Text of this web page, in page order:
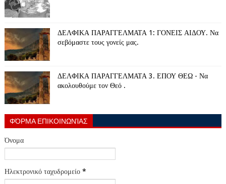
ΔΕΛΦΙΚΑ ΠΑΡΑΓΓΕΛΜΑΤΑ 1: ΓΟΝΕΙΣ ΑΙΔΟΥ. Να
σεβόμαστε τους γονείς μας.
ΔΕΛΦΙΚΑ ΠΑΡΑΓΓΕΛΜΑΤΑ 3. ΕΠΟΥ ΘΕΩ - Να
ακολουθούμε τον Θεό .
ΦΌΡΜΑ ΕΠΙΚΟΙΝΩΝΊΑΣ
Όνομα
Ηλεκτρονικό ταχυδρομείο *